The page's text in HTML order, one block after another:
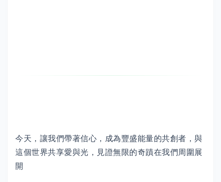
今天，讓我們帶著信心，成為豐盛能量的共創者，與
這個世界共享愛與光，見證無限的奇蹟在我們周圍展
開